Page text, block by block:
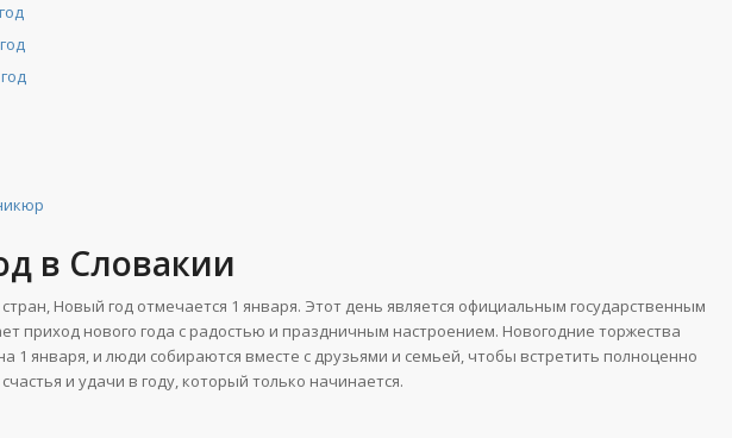
в Словакии
Новый год отмечается 1 января. Этот день является официальным государственным
приход нового года с радостью и праздничным настроением. Новогодние торжества
1 января, и люди собираются вместе с друзьями и семьей, чтобы встретить полноценно
и удачи в году, который только начинается.